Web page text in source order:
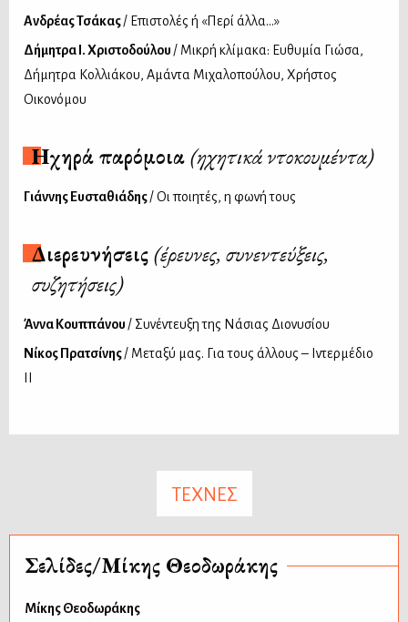
Ανδρέας Τσάκας/ Επιστολές ή «Περί άλλα...»
Δήμητρα Ι. Χριστοδούλου / Mικρή κλίμακα: Ευθυμία Γιώσα,
Δήμητρα Κολλιάκου, Αμάντα Μιχαλοπούλου, Χρήστος
Οικονόμου
Ηχηρά παρόμοια(ηχητικά ντοκουμέντα)
Γιάννης Ευσταθιάδης/ Οι ποιητές, η φωνή τους
Διερευνήσεις(έρευνες, συνεντεύξεις,
συζητήσεις)
Άννα Κουππάνου / Συνέντευξη της Νάσιας Διονυσίου
Νίκος Πρατσίνης/ Μεταξύ μας. Για τους άλλους – Ιντερμέδιο
ΤΕΧΝΕΣ
Σελίδες/Μίκης Θεοδωράκης
Μίκης Θεοδωράκης